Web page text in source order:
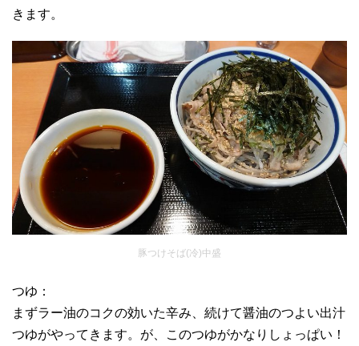
きます。
豚つけそば(冷)中盛
つゆ：
まずラー油のコクの効いた辛み、続けて醤油のつよい出汁
つゆがやってきます。が、このつゆがかなりしょっぱい！